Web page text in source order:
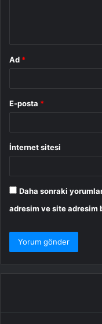
Ad *
E-posta *
İnternet sitesi
Daha sonraki
adresim ve site adresim